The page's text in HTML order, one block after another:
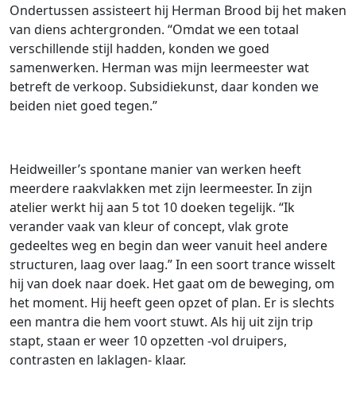
Ondertussen assisteert hij Herman Brood bij het maken
van diens achtergronden. “Omdat we een totaal
verschillende stijl hadden, konden we goed
samenwerken. Herman was mijn leermeester wat
betreft de verkoop. Subsidiekunst, daar konden we
beiden niet goed tegen.”
Heidweiller’s spontane manier van werken heeft
meerdere raakvlakken met zijn leermeester. In zijn
atelier werkt hij aan 5 tot 10 doeken tegelijk. “Ik
verander vaak van kleur of concept, vlak grote
gedeeltes weg en begin dan weer vanuit heel andere
structuren, laag over laag.” In een soort trance wisselt
hij van doek naar doek. Het gaat om de beweging, om
het moment. Hij heeft geen opzet of plan. Er is slechts
een mantra die hem voort stuwt. Als hij uit zijn trip
stapt, staan er weer 10 opzetten -vol druipers,
contrasten en laklagen- klaar.